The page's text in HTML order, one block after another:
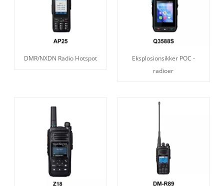
DMR/NXDN Radio Hotspot
Eksplosionsikker POC -
radioer